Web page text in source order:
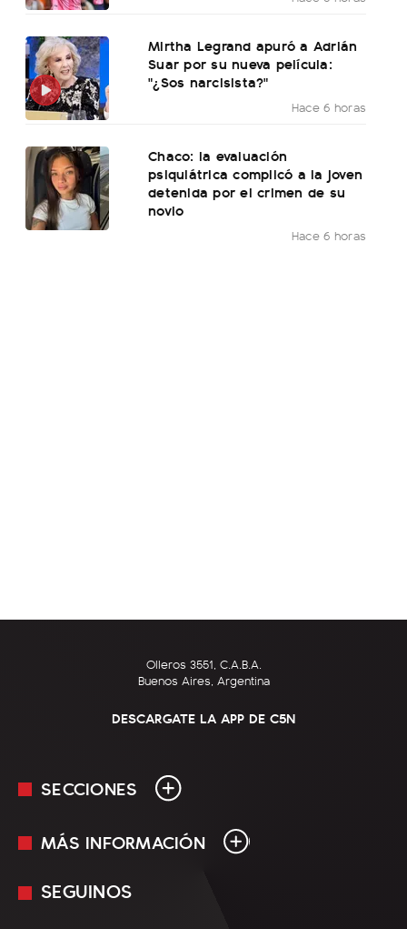
Mirtha Legrand apuró a Adrián
Suar por su nueva película:
"¿Sos narcisista?"
Hace 6 horas
Chaco: la evaluación
psiquiátrica complicó a la joven
detenida por el crimen de su
novio
Hace 6 horas
Olleros 3551, C.A.B.A.
Buenos Aires, Argentina
DESCARGATE LA APP DE C5N
SECCIONES
En Vivo
MÁS INFORMACIÓN
Mediakit
SEGUINOS